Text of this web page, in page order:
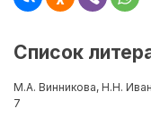
Список
М.А. Винникова, Н.Н.
7